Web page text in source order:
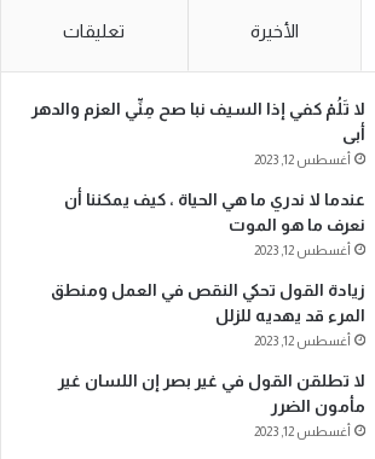
الأخيرة تعليقات
لا تَلُمْ كفي إذا السيف نبا صح مِنِّي العزم والدهر
أبى
أغسطس 12, 2023
عندما لا ندري ما هي الحياة ، كيف يمكننا أن
نعرف ما هو الموت
أغسطس 12, 2023
زيادة القول تحكي النقص في العمل ومنطق
المرء قد يهديه للزلل
أغسطس 12, 2023
لا تطلقن القول في غير بصر إن اللسان غير
مأمون الضرر
أغسطس 12, 2023